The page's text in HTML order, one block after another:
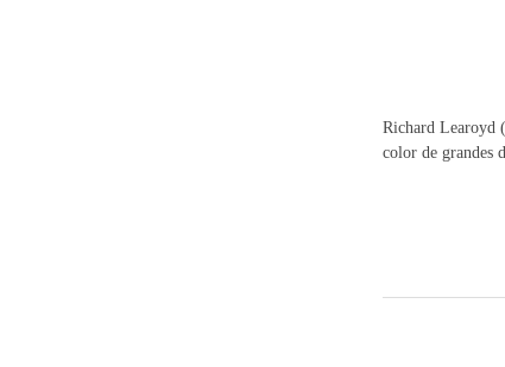
Richard Learoyd
color de grandes